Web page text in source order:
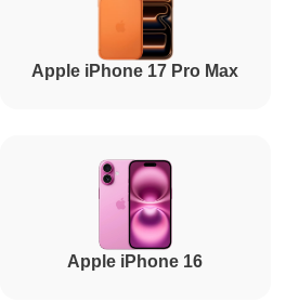
Ремонт материнской платы
Ремонт камеры
Apple iPhone 17 Pro Max
Apple iPhone 16